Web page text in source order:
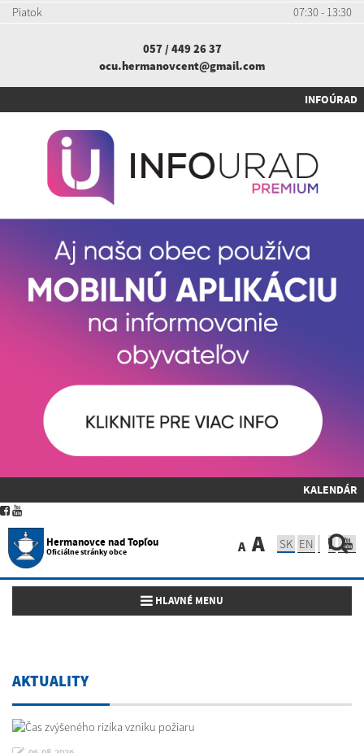
Piatok
07:30 - 13:30
057 / 449 26 37
ocu.hermanovcent@gmail.com
INFOÚRAD
KALENDÁR
Hermanovce nad Topľou
Oficiálne stránky obce A A SK EN
Toggle navigation
HLAVNÉ MENU
AKTUALITY